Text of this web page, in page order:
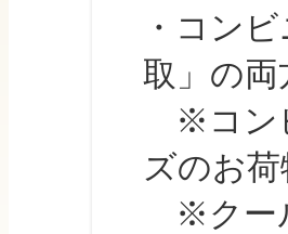
・コンビ
取」の
※コンビ
ズのお
※クール